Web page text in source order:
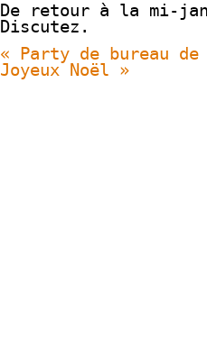
De retour à la mi-
Discutez.
« Party de bureau de
Joyeux Noël »